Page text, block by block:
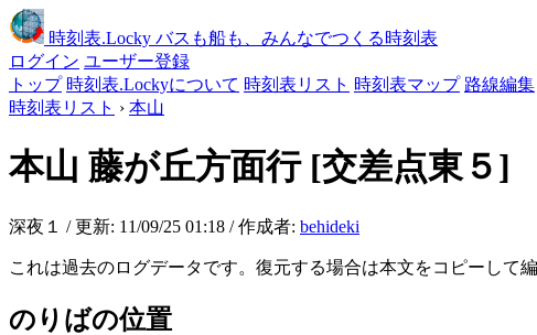
時刻表.Locky バスも船も、みんなでつくる時刻表
ログイン ユーザー登録
トップ 時刻表.Lockyについて 時刻表リスト 時刻表マップ 路線編集
時刻表リスト › 本山
本山 藤が丘方面行 [交差点東５]
深夜１ / 更新: 11/09/25 01:18 / 作成者: behideki
これは過去のログデータです。復元する場合は本文をコピーして
のりばの位置